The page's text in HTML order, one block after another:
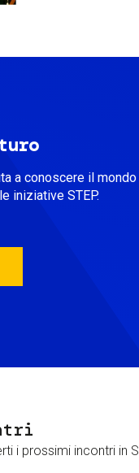
a conoscere il mondo
iniziative STEP.
i prossimi incontri in